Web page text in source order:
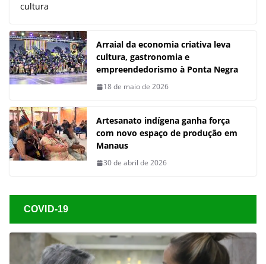
cultura
Arraial da economia criativa leva
cultura, gastronomia e
empreendedorismo à Ponta Negra
18 de maio de 2026
Artesanato indígena ganha força
com novo espaço de produção em
Manaus
30 de abril de 2026
COVID-19